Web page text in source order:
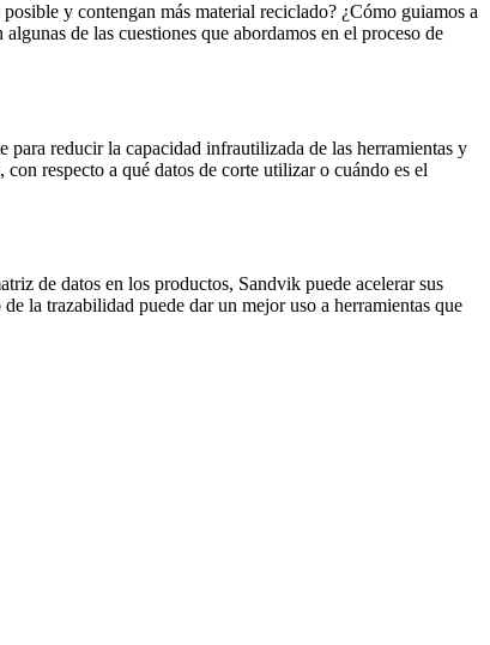
y contengan más material reciclado? ¿Cómo guiamos a
de las cuestiones que abordamos en el proceso de
reducir la capacidad infrautilizada de las herramientas y
respecto a qué datos de corte utilizar o cuándo es el
de datos en los productos, Sandvik puede acelerar sus
la trazabilidad puede dar un mejor uso a herramientas que